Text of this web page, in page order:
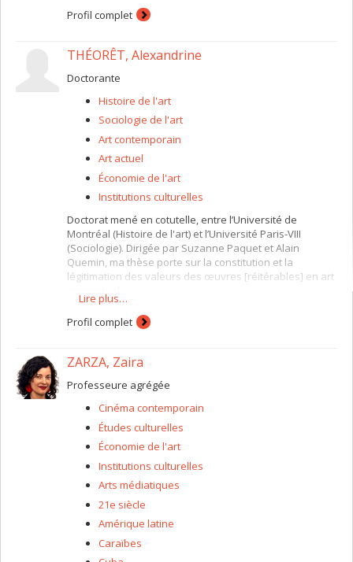
Profil complet
THÉORÊT, Alexandrine
Doctorante
Histoire de l'art
Sociologie de l'art
Art contemporain
Art actuel
Économie de l'art
Institutions culturelles
Doctorat mené en cotutelle, entre l’Université de
Montréal (Histoire de l'art) et l’Université Paris-VIII
(Sociologie). Dirigée par Suzanne Paquet et Alain
Quemin, ma thèse porte sur la constitution et la
légitimation des valeurs des œuvres [réitérables] en art
Mes intérêts de recherche se déploient autour de l’art
conceptuel et post-conceptuel, des modes de
notions d’authenticité, d’unicité et d’original.
Lire plus…
Profil complet
ZARZA, Zaira
Professeure agrégée
Cinéma contemporain
Études culturelles
Économie de l'art
Institutions culturelles
Arts médiatiques
21e siècle
Amérique latine
Caraïbes